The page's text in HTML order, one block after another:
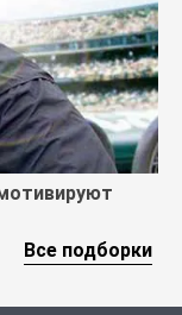
Все подборки